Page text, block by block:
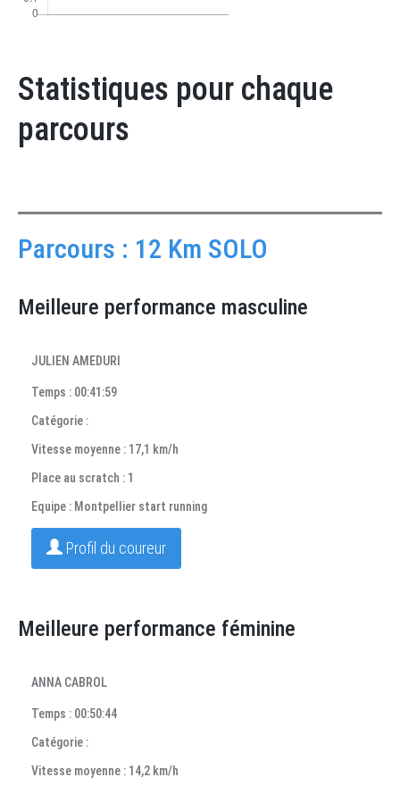
Statistiques pour chaque
parcours
Parcours : 12 Km SOLO
Meilleure performance masculine
JULIEN AMEDURI
Temps : 00:41:59
Catégorie :
Vitesse moyenne : 17,1 km/h
Place au scratch : 1
Equipe : Montpellier start running
Profil du coureur
Meilleure performance féminine
ANNA CABROL
Temps : 00:50:44
Catégorie :
Vitesse moyenne : 14,2 km/h